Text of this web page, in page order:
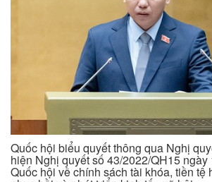
Quốc hội biểu quyết thông qua Nghị
hiện Nghị quyết số 43/2022/QH15
Quốc hội về chính sách tài khóa, tiền tệ